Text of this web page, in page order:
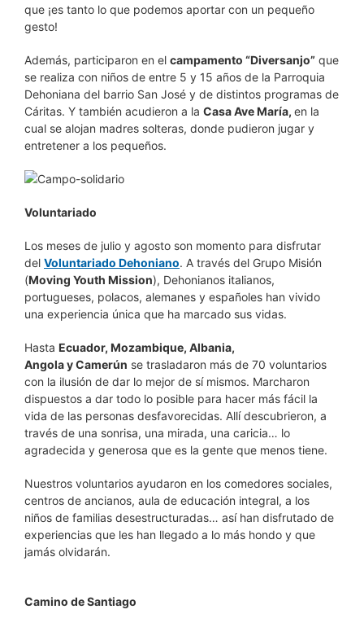
que ¡es tanto lo que podemos aportar con un pequeño
gesto!
Además, participaron en el campamento “Diversanjo” que
se realiza con niños de entre 5 y 15 años de la Parroquia
Dehoniana del barrio San José y de distintos programas de
Cáritas. Y también acudieron a la Casa Ave María, en la
cual se alojan madres solteras, donde pudieron jugar y
entretener a los pequeños.
Voluntariado
Los meses de julio y agosto son momento para disfrutar
del Voluntariado Dehoniano. A través del Grupo Misión
(Moving Youth Mission), Dehonianos italianos,
portugueses, polacos, alemanes y españoles han vivido
una experiencia única que ha marcado sus vidas.
Hasta Ecuador, Mozambique, Albania,
Angola y Camerún se trasladaron más de 70 voluntarios
con la ilusión de dar lo mejor de sí mismos. Marcharon
dispuestos a dar todo lo posible para hacer más fácil la
vida de las personas desfavorecidas. Allí descubrieron, a
través de una sonrisa, una mirada, una caricia… lo
agradecida y generosa que es la gente que menos tiene.
Nuestros voluntarios ayudaron en los comedores sociales,
centros de ancianos, aula de educación integral, a los
niños de familias desestructuradas… así han disfrutado de
experiencias que les han llegado a lo más hondo y que
jamás olvidarán.
Camino de Santiago